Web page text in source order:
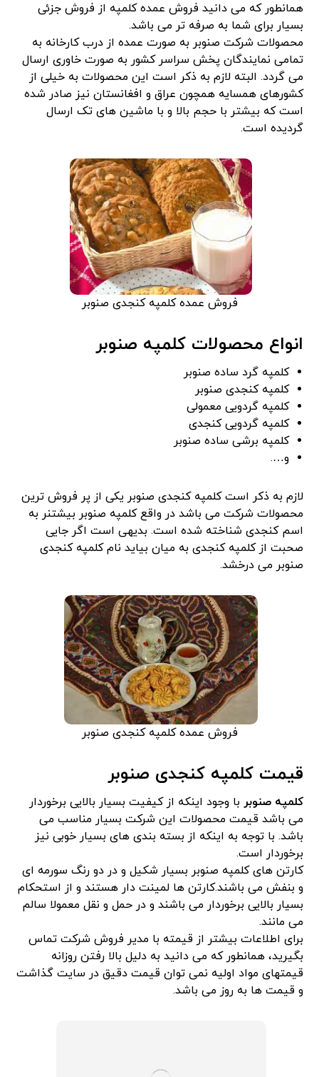
همانطور که می دانید فروش عمده کلمپه از فروش جزئی
بسیار برای شما به صرفه تر می باشد.
محصولات شرکت صنوبر به صورت عمده از درب کارخانه به
تمامی نمایندگان پخش سراسر کشور به صورت خاوری ارسال
می گردد. البته لازم به ذکر است این محصولات به خیلی از
کشورهای همسایه همچون عراق و افغانستان نیز صادر شده
است که بیشتر با حجم بالا و با ماشین های تک ارسال
گردیده است.
فروش عمده کلمپه کنجدی صنوبر
انواع محصولات کلمپه صنوبر
کلمپه گرد ساده صنوبر
کلمپه کنجدی صنوبر
کلمپه گردویی معمولی
کلمپه گردویی کنجدی
کلمپه برشی ساده صنوبر
و….
لازم به ذکر است کلمپه کنجدی صنوبر یکی از پر فروش ترین
محصولات شرکت می باشد در واقع کلمپه صنوبر بیشتنر به
اسم کنجدی شناخته شده است. بدیهی است اگر جایی
صحبت از کلمپه کنجدی به میان بیاید نام کلمپه کنجدی
صنوبر می درخشد.
فروش عمده کلمپه کنجدی صنوبر
قیمت کلمپه کنجدی صنوبر
کلمپه صنوبر با وجود اینکه از کیفیت بسیار بالایی برخوردار
می باشد قیمت محصولات این شرکت بسیار مناسب می
باشد. با توجه به اینکه از بسته بندی های بسیار خوبی نیز
برخوردار است.
کارتن های کلمپه صنوبر بسیار شکیل و در دو رنگ سورمه ای
و بنفش می باشند.کارتن ها لمینت دار هستند و از استحکام
بسیار بالایی برخوردار می باشند و در حمل و نقل معمولا سالم
می مانند.
برای اطلاعات بیشتر از قیمته با مدیر فروش شرکت تماس
بگیرید، همانطور که می دانید به دلیل بالا رفتن روزانه
قیمتهای مواد اولیه نمی توان قیمت دقیق در سایت گذاشت
و قیمت ها به روز می باشد.